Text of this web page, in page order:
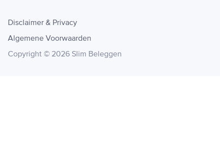
Copyright © 2026 Slim Beleggen
Disclaimer & Privacy
Algemene Voorwaarden